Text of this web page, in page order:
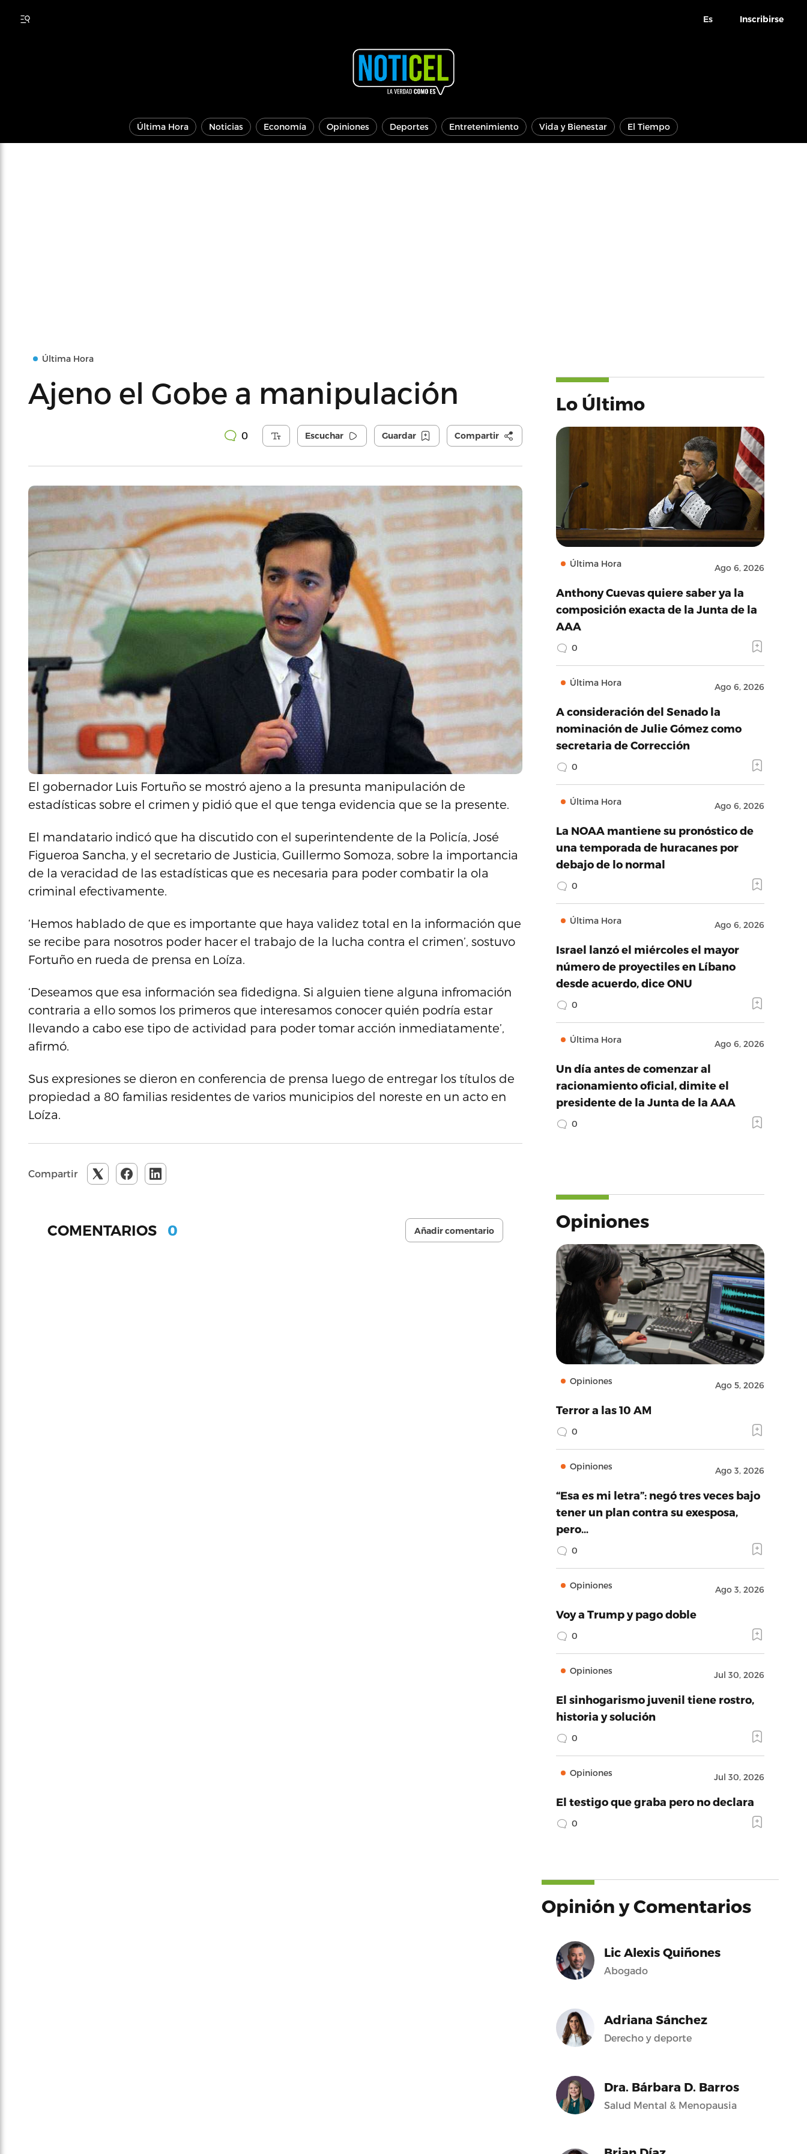
Es Inscribirse
Última Hora Noticias Economía Opiniones Deportes Entretenimiento Vida y Bienestar El Tiempo
Última Hora
Ajeno el Gobe a manipulación
0 Escuchar Guardar Compartir
El gobernador Luis Fortuño se mostró ajeno a la presunta manipulación de
estadísticas sobre el crimen y pidió que el que tenga evidencia que se la presente.
El mandatario indicó que ha discutido con el superintendente de la Policía, José
Figueroa Sancha, y el secretario de Justicia, Guillermo Somoza, sobre la importancia
de la veracidad de las estadísticas que es necesaria para poder combatir la ola
criminal efectivamente.
‘Hemos hablado de que es importante que haya validez total en la información que
se recibe para nosotros poder hacer el trabajo de la lucha contra el crimen’, sostuvo
Fortuño en rueda de prensa en Loíza.
‘Deseamos que esa información sea fidedigna. Si alguien tiene alguna infromación
contraria a ello somos los primeros que interesamos conocer quién podría estar
llevando a cabo ese tipo de actividad para poder tomar acción inmediatamente’,
afirmó.
Sus expresiones se dieron en conferencia de prensa luego de entregar los títulos de
propiedad a 80 familias residentes de varios municipios del noreste en un acto en
Loíza.
Compartir
COMENTARIOS 0 Añadir comentario
Lo Último
Última Hora Ago 6, 2026
Anthony Cuevas quiere saber ya la
composición exacta de la Junta de la
AAA
0
Última Hora Ago 6, 2026
A consideración del Senado la
nominación de Julie Gómez como
secretaria de Corrección
0
Última Hora Ago 6, 2026
La NOAA mantiene su pronóstico de
una temporada de huracanes por
debajo de lo normal
0
Última Hora Ago 6, 2026
Israel lanzó el miércoles el mayor
número de proyectiles en Líbano
desde acuerdo, dice ONU
0
Última Hora Ago 6, 2026
Un día antes de comenzar al
racionamiento oficial, dimite el
presidente de la Junta de la AAA
0
Opiniones
Opiniones Ago 5, 2026
Terror a las 10 AM
0
Opiniones Ago 3, 2026
“Esa es mi letra”: negó tres veces bajo
tener un plan contra su exesposa,
pero…
0
Opiniones Ago 3, 2026
Voy a Trump y pago doble
0
Opiniones Jul 30, 2026
El sinhogarismo juvenil tiene rostro,
historia y solución
0
Opiniones Jul 30, 2026
El testigo que graba pero no declara
0
Opinión y Comentarios
Lic Alexis Quiñones
Abogado
Adriana Sánchez
Derecho y deporte
Dra. Bárbara D. Barros
Salud Mental & Menopausia